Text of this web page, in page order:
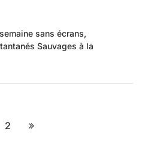
sans écrans,
Sauvages à la
2
Page suivante